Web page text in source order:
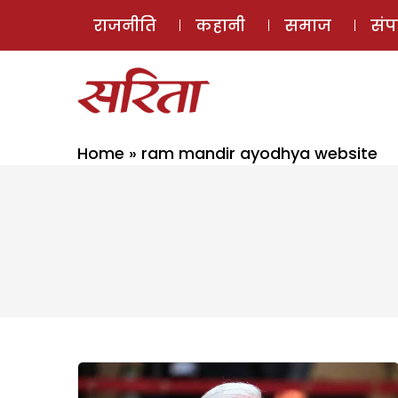
राजनीति कहानी समाज
Home » ram mandir ayodhya website